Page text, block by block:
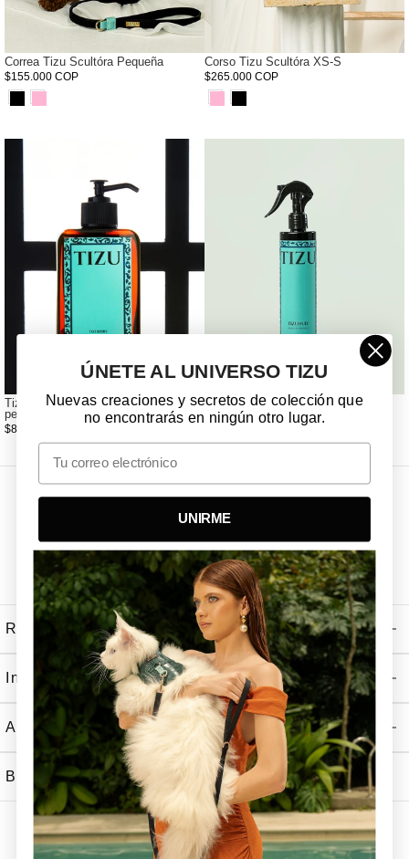
Correa Tizu Scultóra Pequeña
$155.000 COP
Corso Tizu Scultóra XS-S
$265.000 COP
Tizuleire elixir de salmón para el
pelaje
$85.000 COP
Tizunuit - Bruma de Serenidad
$45.000 COP
Recibe Nuestras Ultimas Noticias
Información
Atención al Cliente
Boutiques Tizu
ÚNETE AL UNIVERSO TIZU
Nuevas creaciones y secretos de colección que
no encontrarás en ningún otro lugar.
Email
UNIRME